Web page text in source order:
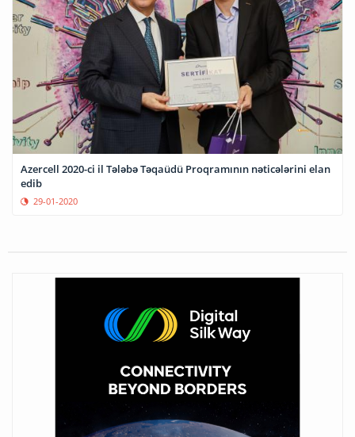
Azercell 2020-ci il Tələbə Təqaüdü Proqramının nəticələrini elan
edib
29-01-2020